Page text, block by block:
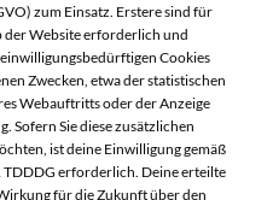
54340
diese Woche:
– 20:00 Uhr
zum Einsatz. Erstere sind für
Website erforderlich und
Cookies
Zwecken, etwa der statistischen
Webauftritts oder der Anzeige
Sofern Sie diese zusätzlichen
ist deine Einwilligung gemäß
TDDDG erforderlich. Deine erteilte
für die Zukunft über den